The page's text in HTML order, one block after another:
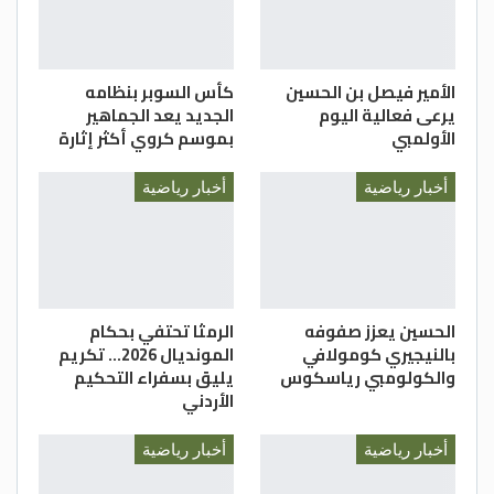
الأمير فيصل بن الحسين
يرعى فعالية اليوم
الأولمبي
كأس السوبر بنظامه
الجديد يعد الجماهير
بموسم كروي أكثر إثارة
أخبار رياضية
الحسين يعزز صفوفه
بالنيجيري كومولافي
والكولومبي رياسكوس
أخبار رياضية
الرمثا تحتفي بحكام
المونديال 2026… تكريم
يليق بسفراء التحكيم
الأردني
أخبار رياضية أخبار رياضية